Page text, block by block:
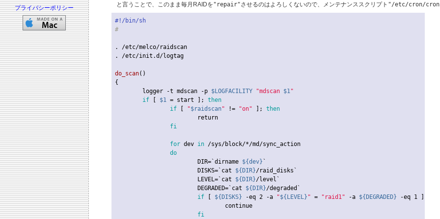
プライバシーポリシー
と言うことで、このまま毎月RAIDを "repair"させるのはよろしくないので、メンテナンススクリプト "/etc/cron/
#!/bin/sh
#
. /etc/melco/raidscan
. /etc/init.d/logtag
do_scan()
{
	logger -t mdscan -p
$LOGFACILITY "mdscan $1"
if
$1 = start ]; then
if
"$raidscan" != "on" ]; then
return
fi
for dev in /sys/block/*/md/sync_action
do
			DIR=`dirname
${dev} `
			DISKS=`cat
${DIR}/raid_disks`
			LEVEL=`cat
${DIR}/level`
			DEGRADED=`cat
${DIR}/degraded`
if
${DISKS} -eq 2 -a "${LEVEL} " = "raid1" -a ${DEGRADED} -eq 1 ] ;
continue
fi